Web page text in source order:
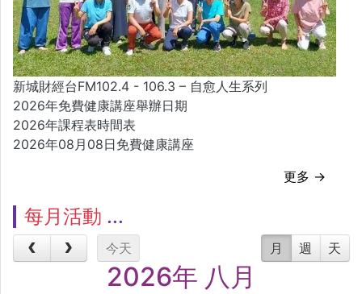
新城財經台FM102.4 - 106.3 – 自愈人生系列
2026年免費健康講座舉辦日期
2026年課程表時間表
2026年08月08日免費健康講座
更多 →
每月活動
今天 月 週 天
2026年 八月